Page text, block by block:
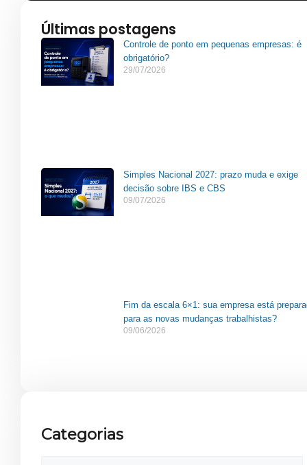
Últimas postagens
Controle de ponto em pequenas empresas: é
obrigatório?
29/07/2026
Simples Nacional 2027: prazo muda e exige
decisão sobre IBS e CBS
09/07/2026
Fim da escala 6×1: sua empresa está
para as novas mudanças trabalhistas?
09/06/2026
Categorias